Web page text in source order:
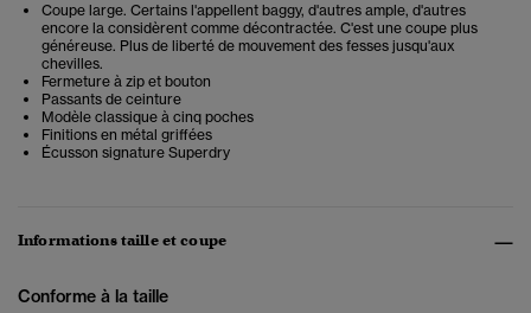
Coupe large. Certains l'appellent baggy, d'autres ample, d'autres
encore la considèrent comme décontractée. C'est une coupe plus
généreuse. Plus de liberté de mouvement des fesses jusqu'aux
chevilles.
Fermeture à zip et bouton
Passants de ceinture
Modèle classique à cinq poches
Finitions en métal griffées
Écusson signature Superdry
Informations taille et coupe
Conforme à la taille